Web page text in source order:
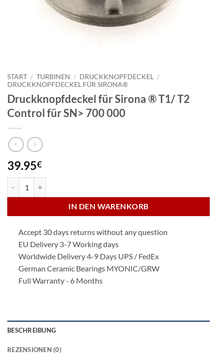
START / TURBINEN / DRUCKKNOPFDECKEL
/
DRUCKKNOPFDECKEL FÜR SIRONA®
Druckknopfdeckel für Sirona ® T1/ T2
Control für SN> 700 000
39.95€
IN DEN WARENKORB
Accept 30 days returns without any question
EU Delivery 3-7 Working days
Worldwide Delivery 4-9 Days UPS / FedEx
German Ceramic Bearings MYONIC/GRW
Full Warranty - 6 Months
BESCHREIBUNG
REZENSIONEN (0)